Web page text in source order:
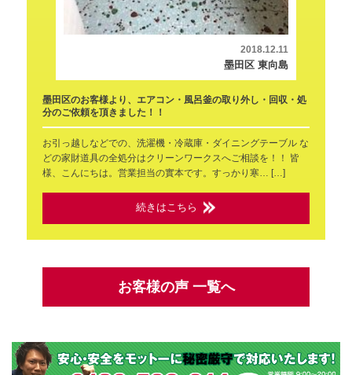
2018.12.11
墨田区 東向島
墨田区のお客様より、エアコン・風呂釜の取り外し・回収・処
分のご依頼を頂きました！！
お引っ越しなどでの、洗濯機・冷蔵庫・ダイニングテーブル な
どの家財道具の全処分はクリーンワークスへご相談を！！ 皆
様、こんにちは。営業担当の實本です。すっかり寒… […]
続きはこちら
お客様の声 一覧へ